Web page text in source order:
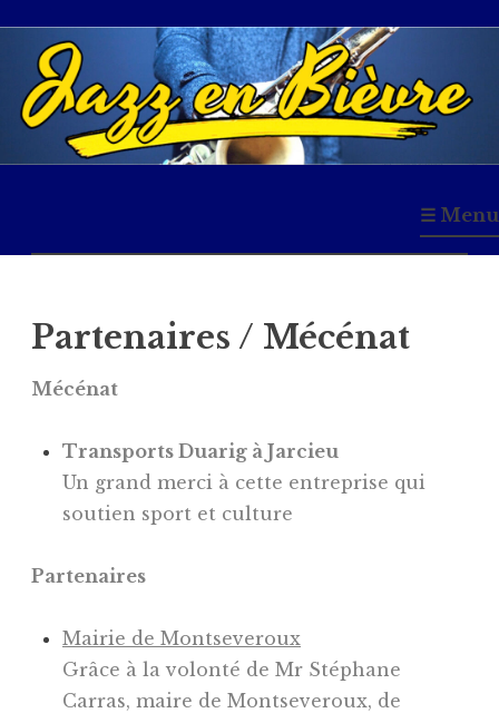
Accéder
contenu
principal
☰ Menu
Partenaires / Mécénat
Mécénat
Transports Duarig à Jarcieu
Un grand merci à cette entreprise qui
soutien sport et culture
Partenaires
Mairie de Montseveroux
Grâce à la volonté de Mr Stéphane
Carras, maire de Montseveroux, de